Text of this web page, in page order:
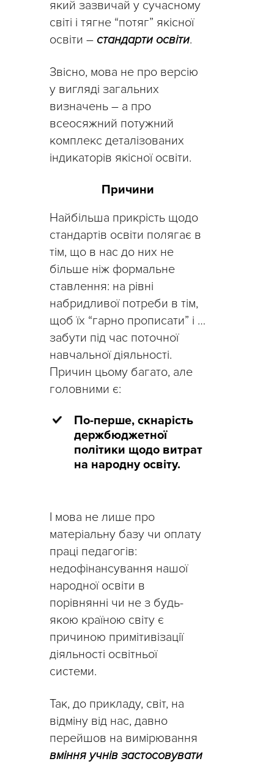
який зазвичай у сучасному
світі і тягне “потяг” якісної
освіти – стандарти освіти.
Звісно, мова не про версію
у вигляді загальних
визначень – а про
всеосяжний потужний
комплекс деталізованих
індикаторів якісної освіти.
Причини
Найбільша прикрість щодо
стандартів освіти полягає в
тім, що в нас до них не
більше ніж формальне
ставлення: на рівні
набридливої потреби в тім,
щоб їх “гарно прописати” і …
забути під час поточної
навчальної діяльності.
Причин цьому багато, але
головними є:
По-перше, скнарість
держбюджетної
політики щодо витрат
на народну освіту.
І мова не лише про
матеріальну базу чи оплату
праці педагогів:
недофінансування нашої
народної освіти в
порівнянні чи не з будь-
якою країною світу є
причиною примітивізації
діяльності освітньої
системи.
Так, до прикладу, світ, на
відміну від нас, давно
перейшов на вимірювання
вміння учнів застосовувати